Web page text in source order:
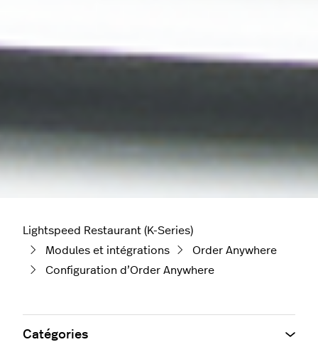
Lightspeed Restaurant (K-Series)
Modules et intégrations
Order Anywhere
Configuration d’Order Anywhere
Catégories